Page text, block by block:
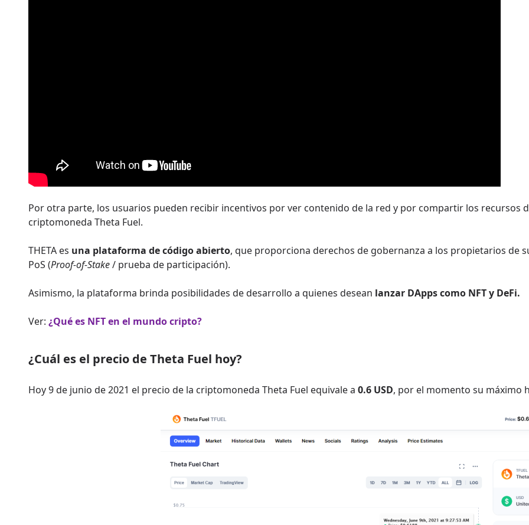
Por otra parte, los usuarios pueden recibir incentivos por ver contenido de la red y por compartir los recursos
criptomoneda Theta Fuel.
THETA es una plataforma de código abierto, que proporciona derechos de gobernanza a los propietarios de
PoS (Proof-of-Stake/ prueba de participación).
Asimismo, la plataforma brinda posibilidades de desarrollo a quienes desean lanzar DApps como NFT y DeFi.
Ver: ¿Qué es NFT en el mundo cripto?
¿Cuál es el precio de Theta Fuel hoy?
Hoy 9 de junio de 2021 el precio de la criptomoneda Theta Fuel equivale a 0.6 USD, por el momento su máximo